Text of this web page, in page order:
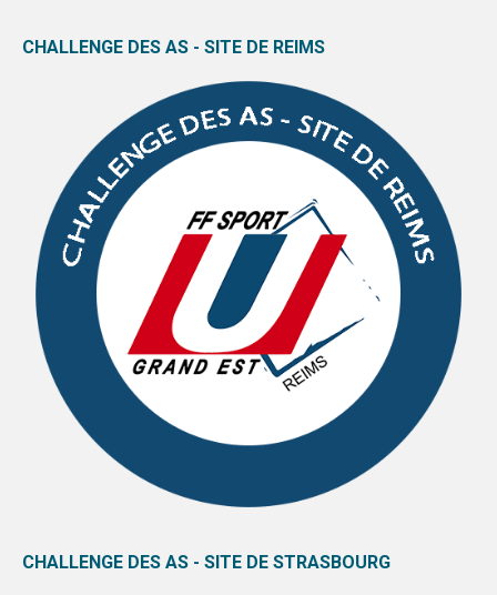
CHALLENGE DES AS - SITE DE REIMS
CHALLENGE DES AS - SITE DE STRASBOURG